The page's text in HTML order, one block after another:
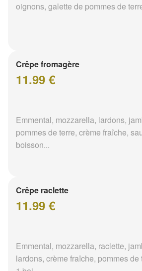
oignons, galette de pommes de
Crêpe fromagère
11.99 €
Emmental, mozzarella, lardons,
pommes de terre, crème fraîche,
boisson...
Crêpe raclette
11.99 €
Emmental, mozzarella, raclette,
lardons, crème fraîche, pommes